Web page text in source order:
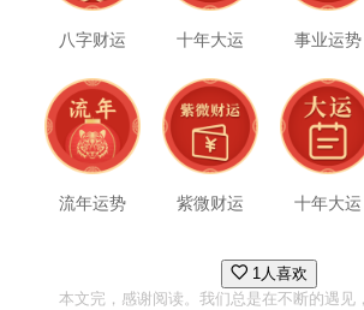
八字财运 十年大运 事业运势
流年运势 紫微财运 十年大运
1人喜欢
本文完，感谢阅读。我们总是在不断的遇见